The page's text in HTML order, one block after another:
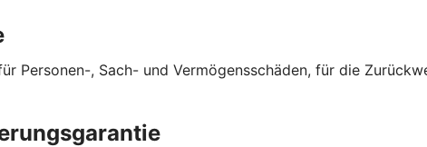
Personen-, Sach- und Vermögensschäden, für die